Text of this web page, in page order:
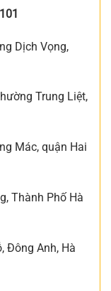
Dịch Vọng,
Trung Liệt,
Mác, quận Hai
Thành Phố Hà
Đông Anh, Hà